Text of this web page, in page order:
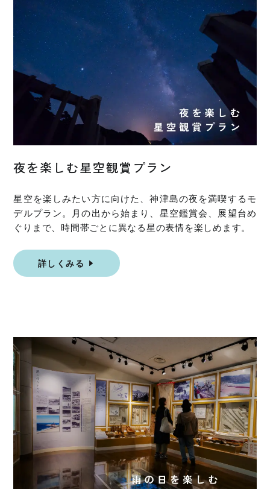
夜を楽しむ星空観賞プラン
星空を楽しみたい方に向けた、神津島の夜を満喫するモ
デルプラン。月の出から始まり、星空鑑賞会、展望台め
ぐりまで、時間帯ごとに異なる星の表情を楽しめます。
詳しくみる